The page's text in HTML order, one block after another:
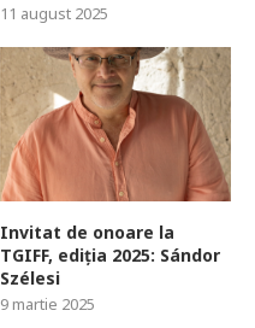
11 august 2025
Invitat de onoare la
TGIFF, ediția 2025: Sándor
Szélesi
9 martie 2025